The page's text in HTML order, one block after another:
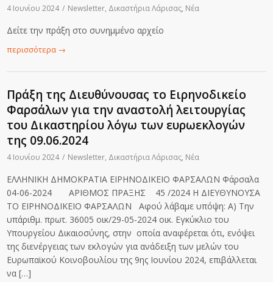
4 Ιουνίου 2024 / Newsletter, Δικαστήρια Λάρισας, Νέα
Δείτε την πράξη στο συνημμένο αρχείο
περισσότερα →
Πράξη της Διευθύνουσας το Ειρηνοδικείο
Φαρσάλων για την αναστολή λειτουργίας
του Δικαστηρίου λόγω των ευρωεκλογών
της 09.06.2024
4 Ιουνίου 2024 / Newsletter, Δικαστήρια Λάρισας, Νέα
ΕΛΛΗΝΙΚΗ ΔΗΜΟΚΡΑΤΙΑ ΕΙΡΗΝΟΔΙΚΕΙΟ ΦΑΡΣΑΛΩΝ Φάρσαλα
04-06-2024 ΑΡΙΘΜΟΣ ΠΡΑΞΗΣ 45 /2024 Η ΔΙΕΥΘΥΝΟΥΣΑ
ΤΟ ΕΙΡΗΝΟΔΙΚΕΙΟ ΦΑΡΣΑΛΩΝ Αφού λάβαμε υπόψη: Α) Την
υπ΄αριθμ. πρωτ. 36005 οικ/29-05-2024 οικ. Εγκύκλιο του
Υπουργείου Δικαιοσύνης, στην οποία αναφέρεται ότι, ενόψει
της διενέργειας των εκλογών για ανάδειξη των μελών του
Ευρωπαϊκού Κοινοβουλίου της 9ης Ιουνίου 2024, επιβάλλεται
να […]